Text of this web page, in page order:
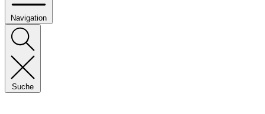
Navigation
Suche